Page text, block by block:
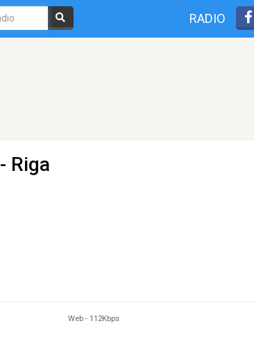
RADIO
- Riga
Web - 112Kbps